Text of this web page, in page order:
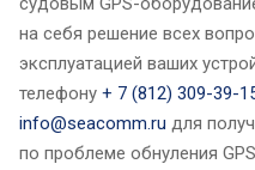
на себя решение всех
эксплуатацией ваших
телефону + 7 (812) 309-39-
info@seacomm.ru для
по проблеме обнуления